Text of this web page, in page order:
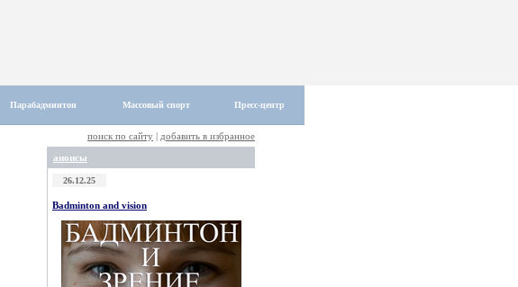
Парабадминтон Массовый спорт Пресс-центр
поиск по сайту | добавить в избранное
анонсы
26.12.25
Badminton and vision